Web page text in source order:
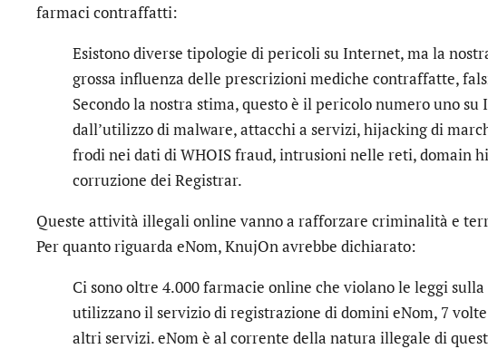
farmaci contraffatti:
Esistono diverse tipologie di pericoli su Internet, ma la
grossa influenza delle prescrizioni mediche contraffatte,
Secondo la nostra stima, questo è il pericolo numero uno
dall’utilizzo di malware, attacchi a servizi, hijacking di
frodi nei dati di WHOIS fraud, intrusioni nelle reti, domain
corruzione dei Registrar.
Queste attività illegali online vanno a rafforzare criminalità e
Per quanto riguarda eNom, KnujOn avrebbe dichiarato:
Ci sono oltre 4.000 farmacie online che violano le leggi
utilizzano il servizio di registrazione di domini eNom, 7
altri servizi. eNom è al corrente della natura illegale di